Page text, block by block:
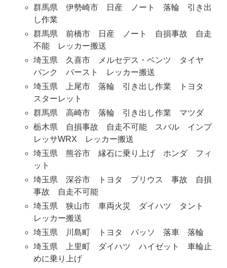
群馬県 伊勢崎市 日産 ノート 落輪 引き出
し作業
群馬県 前橋市 日産 ノート 自損事故 自走
不能 レッカー搬送
埼玉県 久喜市 メルセデス・ベンツ タイヤ
パンク バースト レッカー搬送
埼玉県 上尾市 落輪 引き出し作業 トヨタ
スターレット
群馬県 高崎市 落輪 引き出し作業 マツダ
栃木県 自損事故 自走不可能 スバル インプ
レッサWRX レッカー搬送
埼玉県 熊谷市 縁石に乗り上げ ホンダ フィ
ット
埼玉県 深谷市 トヨタ プリウス 事故 自損
事故 自走不可能
埼玉県 狭山市 車両火災 ダイハツ タント
レッカー搬送
埼玉県 川島町 トヨタ パッソ 落車 落輪
埼玉県 上里町 ダイハツ ハイゼット 車輪止
めに乗り上げ